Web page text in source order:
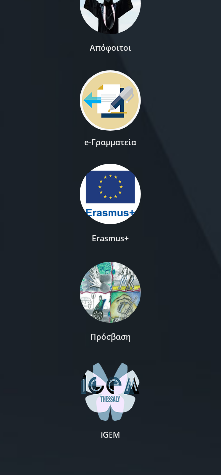
Απόφοιτοι
e-Γραμματεία
Erasmus+
Πρόσβαση
iGEM